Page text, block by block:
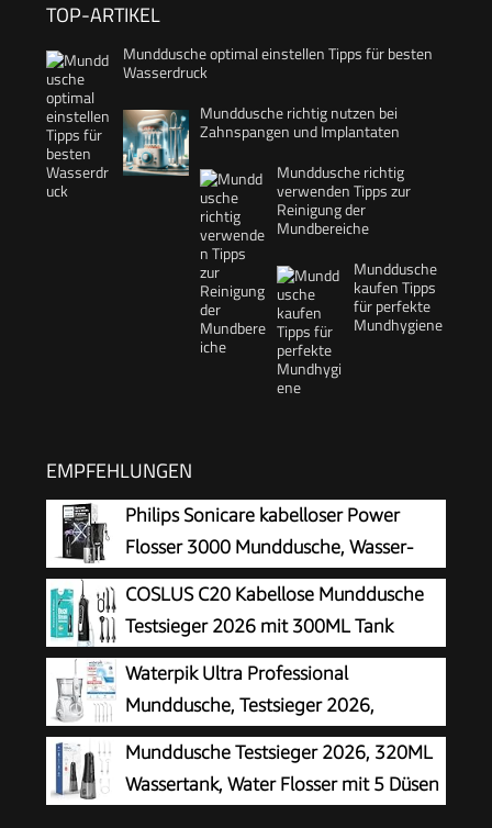
TOP-ARTIKEL
Munddusche optimal einstellen Tipps für besten
Wasserdruck
Munddusche richtig nutzen bei
Zahnspangen und Implantaten
Munddusche richtig
verwenden Tipps zur
Reinigung der
Mundbereiche
Munddusche
kaufen Tipps
für perfekte
Mundhygiene
EMPFEHLUNGEN
Philips Sonicare kabelloser Power
Flosser 3000 Munddusche, Wasser-
Flosser für Zähne, Zahnfleisch und
Zahnpflege, in schwarz (Modell HX3826/33)
COSLUS C20 Kabellose Munddusche
Testsieger 2026 mit 300ML Tank
Waterpik Ultra Professional
Munddusche, Testsieger 2026,
Precision Pulse Technology, TÜV
Siegel, bis zu 99,9 Prozent Plaque Entfernung,
6x Aufsätze, 10x individuelle Modi, integrierter
Munddusche Testsieger 2026, 320ML
Wassertank, Water Flosser mit 5 Düsen